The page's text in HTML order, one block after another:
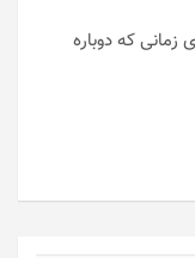
زمانی که دوباره